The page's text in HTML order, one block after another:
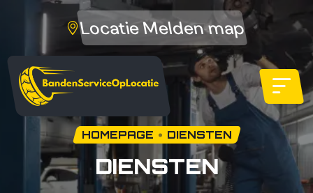
Locatie Melden map
HOMEPAGE DIENSTEN
DIENSTEN